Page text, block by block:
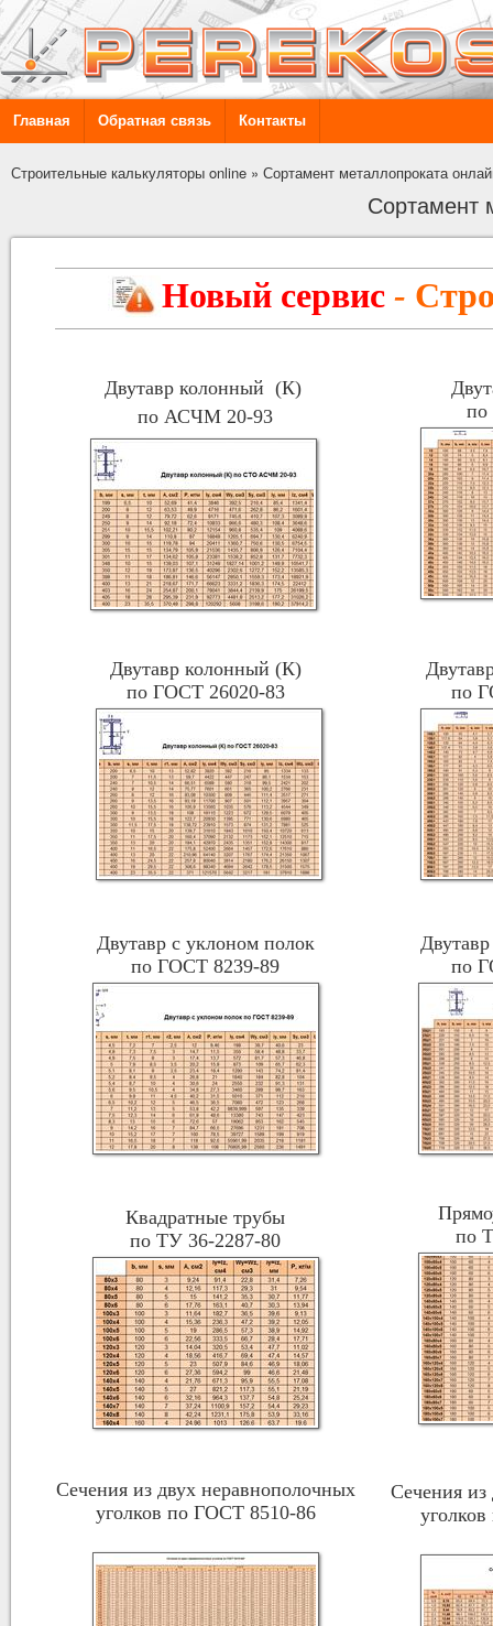
Главная Обратная связь Контакты
Строительные калькуляторы online » Сортамент металлопроката
Сортамент
Новый сервис -
Двутавр колонный (К)
по АСЧМ 20-93
Двутавр колонный (К)
по ГОСТ 26020-83
по
Двутавр с уклоном полок
по ГОСТ 8239-89
по
Квадратные трубы
по ТУ 36-2287-80
по
Сечения из двух неравнополочных
уголков по ГОСТ 8510-86
Сечения